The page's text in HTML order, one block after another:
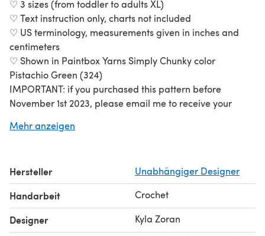
♡ 3 sizes (from toddler to adults XL)
♡ Text instruction only, charts not included
♡ US terminology, measurements given in inches and
centimeters
♡ Shown in Paintbox Yarns Simply Chunky color
Pistachio Green (324)
IMPORTANT: if you purchased this pattern before
November 1st 2023, please email me to receive your
Mehr anzeigen
Hersteller Unabhängiger Designer
Handarbeit Crochet
Designer Kyla Zoran